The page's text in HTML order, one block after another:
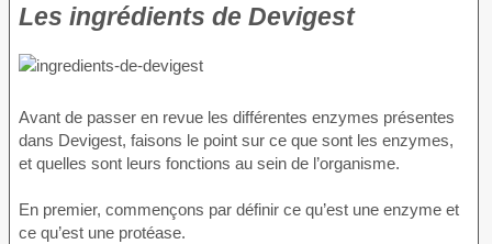
Les ingrédients de Devigest
Avant de passer en revue les différentes enzymes présentes
dans Devigest, faisons le point sur ce que sont les enzymes,
et quelles sont leurs fonctions au sein de l’organisme.
En premier, commençons par définir ce qu’est une enzyme et
ce qu’est une protéase.